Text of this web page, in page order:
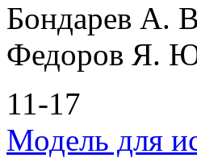
Бондарев А.
Федоров Я.
11-17
Модель для